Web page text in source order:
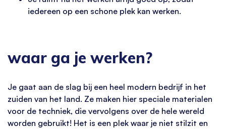
iedereen op een schone plek kan werken.
waar ga je werken?
Je gaat aan de slag bij een heel modern bedrijf in het
zuiden van het land. Ze maken hier speciale materialen
voor de techniek, die vervolgens over de hele wereld
worden gebruikt! Het is een plek waar je niet stilzit en